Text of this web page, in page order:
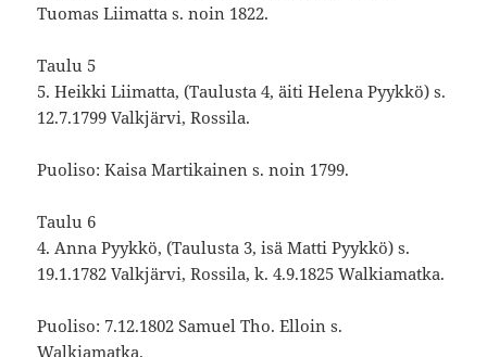
Tuomas Liimatta s. noin 1822.
Taulu 5
5. Heikki Liimatta, (Taulusta 4, äiti Helena Pyykkö) s.
12.7.1799 Valkjärvi, Rossila.
Puoliso: Kaisa Martikainen s. noin 1799.
Taulu 6
4. Anna Pyykkö, (Taulusta 3, isä Matti Pyykkö) s.
19.1.1782 Valkjärvi, Rossila, k. 4.9.1825 Walkiamatka.
Puoliso: 7.12.1802 Samuel Tho. Elloin s.
Walkiamatka.